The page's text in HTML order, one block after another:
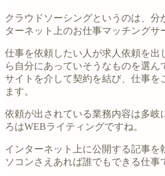
クラウドソーシングというのは、分
ターネット上のお仕事マッチングサ
仕事を依頼したい人が求人依頼を出
ら自分にあっていそうなものを選ん
サイトを介して契約を結び、仕事を
ます。
依頼が出されている業務内容は多岐
ろはWEBライティングですね。
インターネット上に公開する記事を
ソコンさえあれば誰でもできる仕事